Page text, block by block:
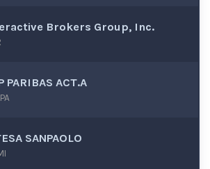
Brokers Group, Inc.
PARIBAS ACT.A
SANPAOLO